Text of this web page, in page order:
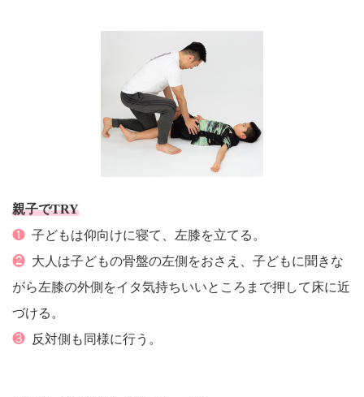
親子でTRY
❶ 子どもは仰向けに寝て、左膝を立てる。
❷ 大人は子どもの骨盤の左側をおさえ、子どもに聞きな
がら左膝の外側をイタ気持ちいいところまで押して床に近
づける。
❸ 反対側も同様に行う。